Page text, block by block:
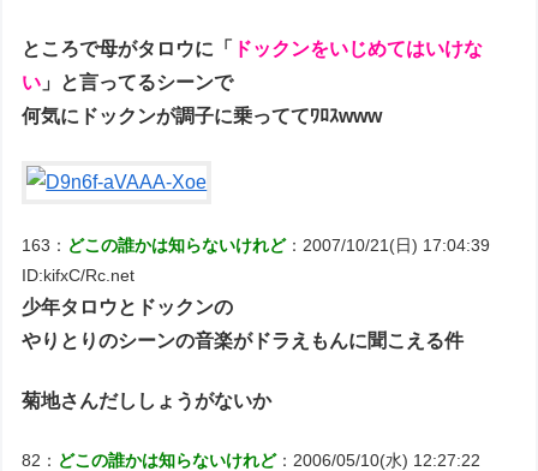
ところで母がタロウに「
ドックンをいじめてはいけな
い 」と言ってるシーンで
何気にドックンが調子に乗っててﾜﾛｽwww
163： どこの誰かは知らないけれど：2007/10/21(日) 17:04:39
ID:kifxC/Rc.net
少年タロウとドックンの
やりとりのシーンの音楽がドラえもんに聞こえる件
菊地さんだししょうがないか
82： どこの誰かは知らないけれど：2006/05/10(水) 12:27:22